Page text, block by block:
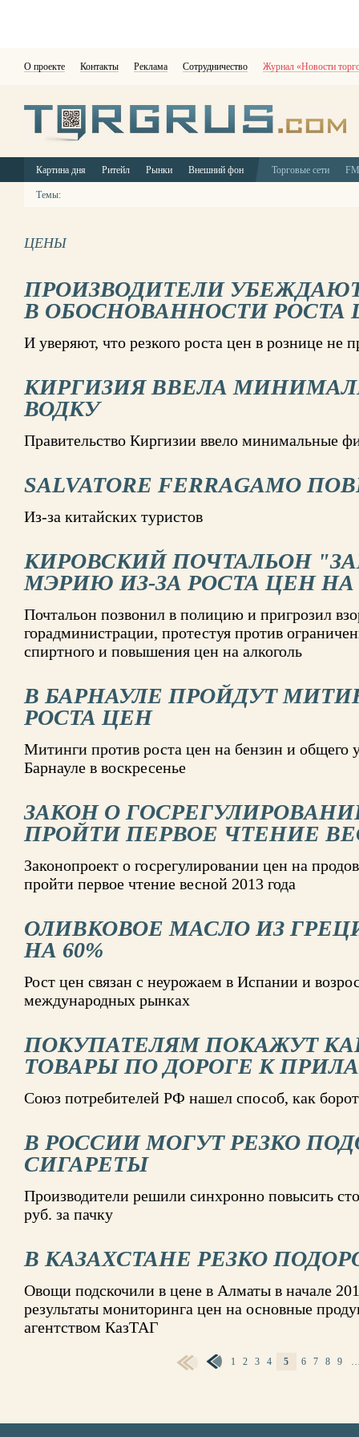
О проекте Контакты Реклама Сотрудничество Журнал «Новости
Картина дня Ритейл Рынки Внешний фон Торговые сети
Темы:
ЦЕНЫ
ПРОИЗВОДИТЕЛИ
В ОБОСНОВАННОСТИ РОСТА
И уверяют, что резкого роста цен в рознице не
КИРГИЗИЯ ВВЕЛА
ВОДКУ
Правительство Киргизии ввело минимальные
SALVATORE FERRAGAMO
Из-за китайских туристов
КИРОВСКИЙ ПОЧТАЛЬОН
МЭРИЮ ИЗ-ЗА РОСТА ЦЕН НА
Почтальон позвонил в полицию и пригрозил
горадминистрации, протестуя против
спиртного и повышения цен на алкоголь
В БАРНАУЛЕ ПРОЙДУТ
РОСТА ЦЕН
Митинги против роста цен на бензин и общего
Барнауле в воскресенье
ЗАКОН О
ПРОЙТИ ПЕРВОЕ ЧТЕНИЕ
Законопроект о госрегулировании цен на
пройти первое чтение весной 2013 года
ОЛИВКОВОЕ МАСЛО ИЗ
НА 60%
Рост цен связан с неурожаем в Испании и
международных рынках
ПОКУПАТЕЛЯМ ПОКАЖУТ
ТОВАРЫ ПО ДОРОГЕ К
Союз потребителей РФ нашел способ, как
В РОССИИ МОГУТ РЕЗКО
СИГАРЕТЫ
Производители решили синхронно повысить
руб. за пачку
В КАЗАХСТАНЕ РЕЗКО
Овощи подскочили в цене в Алматы в начале
результаты мониторинга цен на основные
агентством КазТАГ
1 2 3 4 5 6 7 8 9